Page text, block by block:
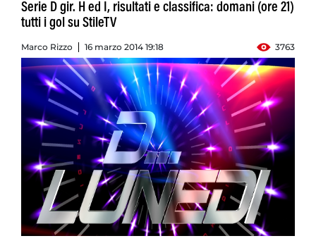
Serie D gir. H ed I, risultati e classifica: domani (ore 21)
tutti i gol su StileTV
Marco Rizzo 16 marzo 2014 19:18 3763